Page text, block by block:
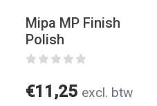
Mipa MP Finish
Polish
€11,25 excl. btw